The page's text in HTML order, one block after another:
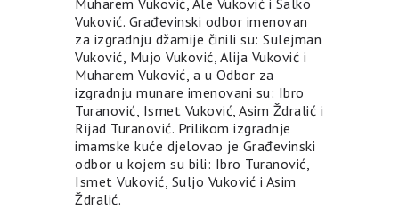
Vuković. Građevinski odbor imenovan
za izgradnju džamije činili su: Sulejman
Vuković, Mujo Vuković, Alija Vuković i
Muharem Vuković, a u Odbor za
izgradnju munare imenovani su: Ibro
Turanović, Ismet Vuković, Asim Ždralić i
Rijad Turanović. Prilikom izgradnje
imamske kuće djelovao je Građevinski
odbor u kojem su bili: Ibro Turanović,
Ismet Vuković, Suljo Vuković i Asim
Ždralić.